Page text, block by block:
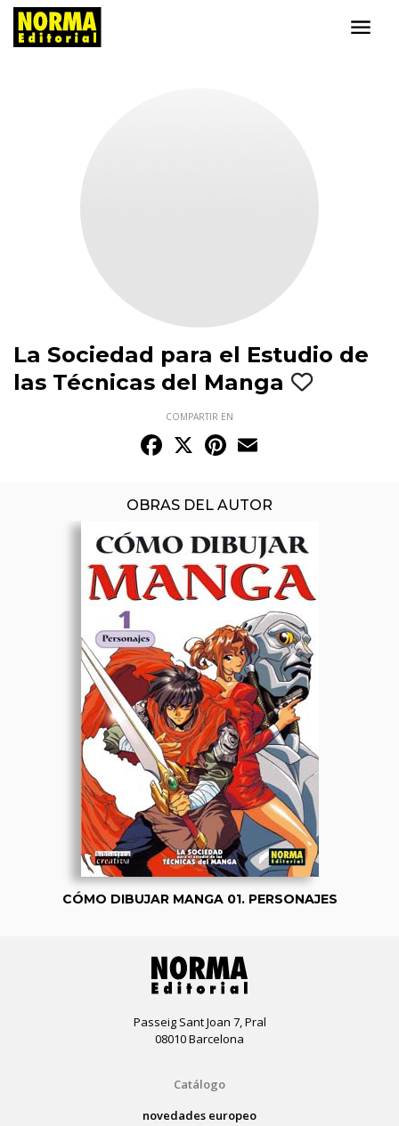
La Sociedad para el Estudio de
las Técnicas del Manga
COMPARTIR EN
Facebook
X Pinterest
OBRAS DEL AUTOR
CÓMO DIBUJAR MANGA 01. PERSONAJES
Passeig Sant Joan 7, Pral
08010 Barcelona
Catálogo
novedades europeo